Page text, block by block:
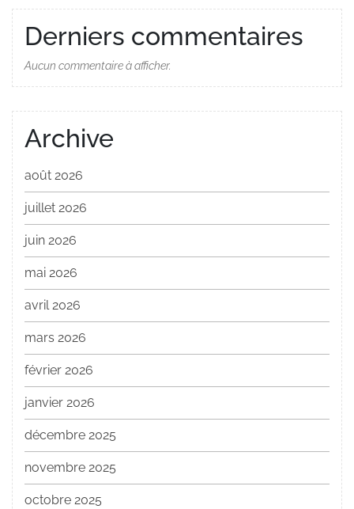
Derniers commentaires
Aucun commentaire à afficher.
Archive
août 2026
juillet 2026
juin 2026
mai 2026
avril 2026
mars 2026
février 2026
janvier 2026
décembre 2025
novembre 2025
octobre 2025